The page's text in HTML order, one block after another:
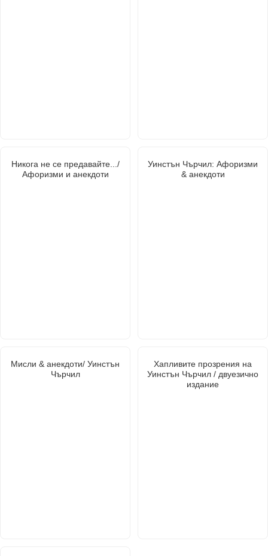
Никога не се предавайте.../
Афоризми и анекдоти
Уинстън Чърчил: Афоризми
& анекдоти
Мисли & анекдоти/ Уинстън
Чърчил
Хапливите прозрения на
Уинстън Чърчил / двуезично
издание